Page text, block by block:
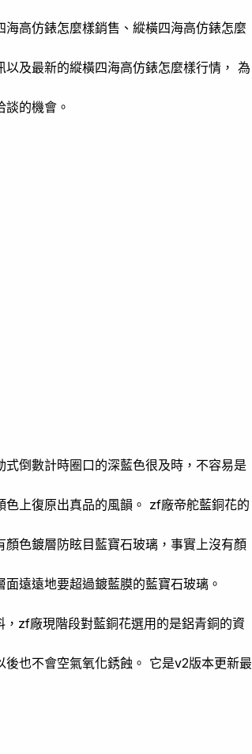
高仿錶怎麼樣銷售、縱橫四海高仿錶怎麼
及最新的縱橫四海高仿錶怎麼樣行情， 為
的機會。
倒數計時圈口的深藍色很及時，不容易是
上復原出真品的風韻。 zf廠帝舵藍銅花的
色鍍層防眩目藍寶石玻璃，事實上沒有顏
遠遠地要超過鍍藍膜的藍寶石玻璃。
zf廠現階段對藍銅花選用的是鋁青銅的資
也不會空氣氧化銹蝕。 它是v2版本更新最